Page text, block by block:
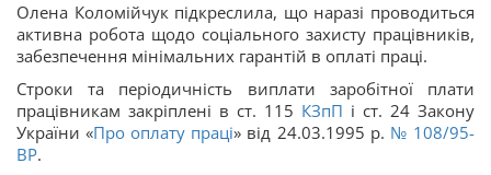
Олена Коломійчук підкреслила, що наразі проводиться
активна робота щодо соціального захисту працівників,
забезпечення мінімальних гарантій в оплаті праці.
Строки та періодичність виплати заробітної плати
працівникам закріплені в ст. 115 КЗпП і ст. 24 Закону
України «Про оплату праці» від 24.03.1995 р. № 108/95-
ВР.